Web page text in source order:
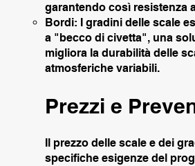
garantendo così resistenza
Bordi: I gradini delle scale
a "becco di civetta", una
migliora la durabilità delle
atmosferiche variabili.
Prezzi e
Il prezzo delle scale e dei
specifiche esigenze del